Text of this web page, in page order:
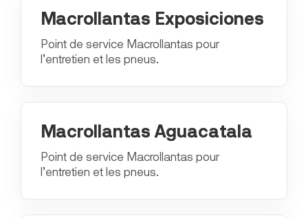
Macrollantas Exposiciones
Point de service Macrollantas pour
l’entretien et les pneus.
Macrollantas Aguacatala
Point de service Macrollantas pour
l’entretien et les pneus.